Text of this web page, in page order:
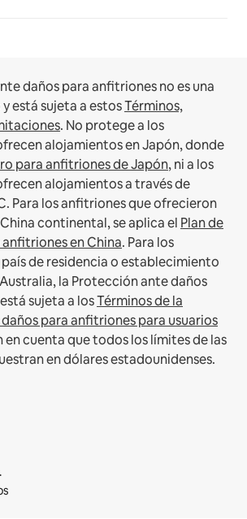
daños para anfitriones no es una
está sujeta a estosTérminos,
. No protege a los
alojamientos en Japón, donde
para anfitriones de Japón, ni a los
alojamientos a través de
Para los anfitriones que ofrecieron
continental, se aplica el Plan de
en China. Para los
de residencia o establecimiento
la Protección ante daños
sujeta a losTérminos de la
para anfitriones para usuarios
en cuenta que todos los límites de las
en dólares estadounidenses.